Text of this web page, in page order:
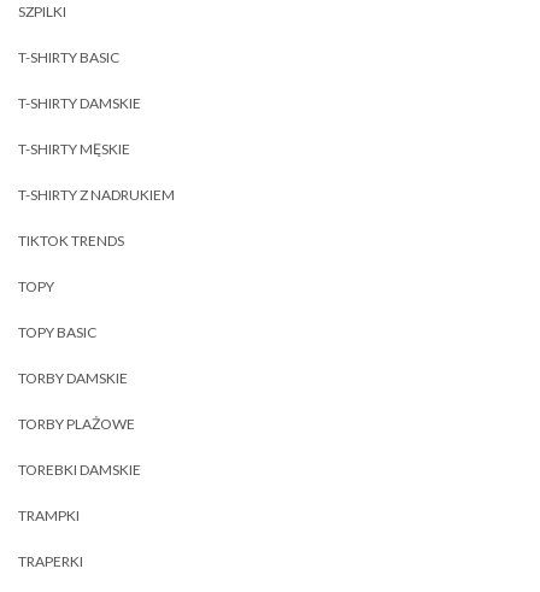
SZPILKI
T-SHIRTY BASIC
T-SHIRTY DAMSKIE
T-SHIRTY MĘSKIE
T-SHIRTY Z NADRUKIEM
TIKTOK TRENDS
TOPY
TOPY BASIC
TORBY DAMSKIE
TORBY PLAŻOWE
TOREBKI DAMSKIE
TRAMPKI
TRAPERKI